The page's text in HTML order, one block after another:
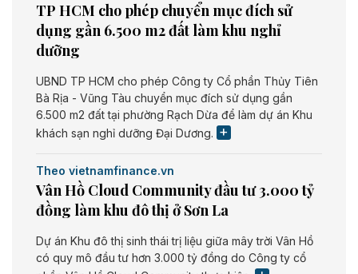
TP HCM cho phép chuyển mục đích sử
dụng gần 6.500 m2 đất làm khu nghỉ
dưỡng
UBND TP HCM cho phép Công ty Cổ phần Thủy Tiên
Bà Rịa - Vũng Tàu chuyển mục đích sử dụng gần
6.500 m2 đất tại phường Rạch Dừa để làm dự án Khu
khách sạn nghỉ dưỡng Đại Dương.
Theo vietnamfinance.vn
Vân Hồ Cloud Community đầu tư 3.000 tỷ
đồng làm khu đô thị ở Sơn La
Dự án Khu đô thị sinh thái trị liệu giữa mây trời Vân Hồ
có quy mô đầu tư hơn 3.000 tỷ đồng do Công ty cổ